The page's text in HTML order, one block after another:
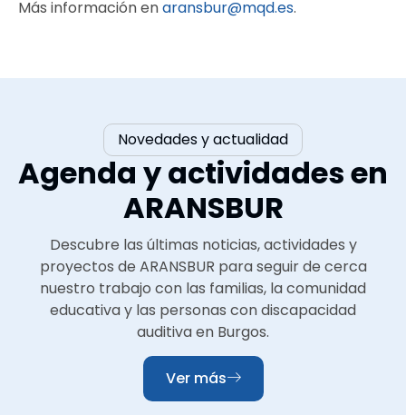
Más información enaransbur@mqd.es.
Novedades y actualidad
Agenda y actividades en
ARANSBUR
Descubre las últimas noticias, actividades y
proyectos de ARANSBUR para seguir de cerca
nuestro trabajo con las familias, la comunidad
educativa y las personas con discapacidad
auditiva en Burgos.
Ver más